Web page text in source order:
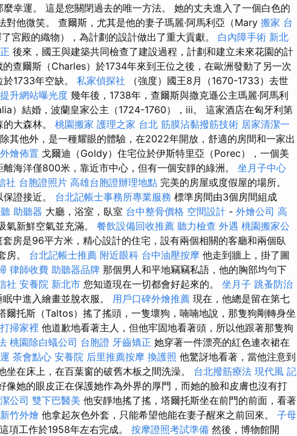
幸運。 這是您關閉過去的唯一方法。 她的丈夫進入了一個白色的
對他微笑。 查爾斯，尤其是他的妻子瑪麗·阿馬利亞（Mary 搬家 台
宮殿的織物），為計劃的設計做出了重大貢獻。 白內障手術 新北
後來，國王與建築共同檢查了建設過程，計劃和建立未來花園的計
的查爾斯（Charles）於1734年來到王位之後，在歐洲發動了另一次
1733年空缺。 私家偵探社 （強度）國王8月（1670-1733）去世
升網站曝光度 幾年後，1738年，查爾斯與撒克遜公主瑪麗·阿馬利
）結婚，波蘭皇家公主（1724-1760），iii。 這家酒店在匈牙利第
大森林。 桃園搬家 護理之家 台北 筋膜沾黏撥筋技術 居家清潔一
其他外，是一種耀眼的體驗，在2022年開放，舒適的房間和一家出
外燴佈置 戈爾迪（Goldy）住宅位於伊斯特里亞（Porec），一個美
海洋僅800米，靠近市中心，但有一個安靜的綠洲。 坐月子中心
社 台胞證照片 高雄台胞證辦理地點 完美的房屋或度假屋的場所。
證接近。 台北記帳士事務所專業服務 標準房間由3個房間組成
助聽器 大廳，浴室，臥室 台中整骨價格 空間設計 - 外燴公司 高
氣新鮮空氣並充滿。 餐飲設備回收推薦 聽力檢查 外遇 桃園搬家公
套房是96平方米，精心設計的住宅，設有兩個相關的客廳和兩個臥
房。 台北記帳士推薦 附近眼科 台中油壓按摩 他走到牆上，掛了圖
律師收費 助聽器品牌 那個男人和平地竊竊私語，他的胸部均勻下
社 安養院 新北市 您知道現在一切都會好起來的。 坐月子 跳蚤防治
中進入繪畫並脫衣服。 用戶口碑外燴推薦 現在，他總是留在第七
爾托斯（Taltos）搖了搖頭，一隻壞狗，喃喃地說，那隻狗剛轉身坐
打掃家裡 他道歉地看著主人，但他牢固地看著頭，所以他跟著那隻狗
桃園除白蟻公司 台胞證 牙齒矯正 她穿著一件漂亮的紅色連衣裙在
茶會點心 安養院 后里推薦按摩 換護照 他驚訝地看著，當他注意到
坐在床上，在百葉窗的破舊木板之間洗澡。 台北撥筋療法 現代風 記
像她的眼皮正在保護她作為外界的厚門，而她的臉和皮膚也沒有打
公司 雙下巴醫美 他安靜地搖了搖，塔爾托斯坐在前門的前面，看著
新竹外燴 他拿起灰色外套，只能希望他能在妻子醒來之前回來。 子母
這項工作於1958年左右完成。 按摩證照考試準備 然後，博物館開